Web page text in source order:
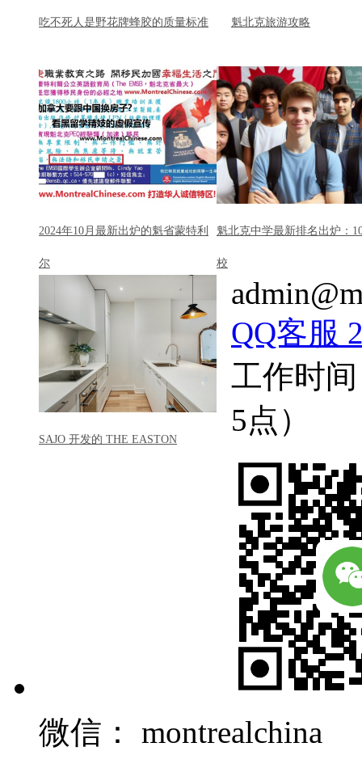
吃不死人是野花牌蜂胶的质量标准 魁北克旅游攻略
2024年10月最新出炉的魁省蒙特利
尔
魁北克中学最新排名出炉：
校
SAJO 开发的 THE EASTON
QQ客服
工作时
5点）
微信： montrealchina